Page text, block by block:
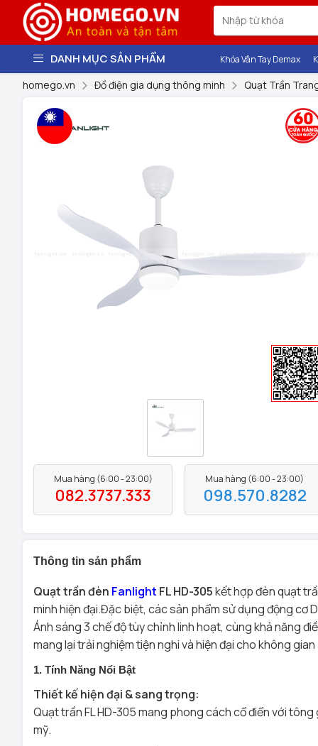
DANH MỤC SẢN PHẨM Khóa Vân Tay Demax
homego.vn Đồ điện gia dụng thông minh Quạt Trần
Mua hàng (6:00 - 23:00)
082.3737.333
Mua hàng (6:00 - 23:00)
098.570.8282
Thông tin sản phẩm
Quạt trần đèn Fanlight FL HD-305kết hợp đèn quạt
minh hiện đại.Đặc biệt, các sản phẩm sử dụng động cơ
Ánh sáng 3 chế độ tùy chỉnh linh hoạt, cùng khả năng
mang lại trải nghiệm tiện nghi và hiện đại cho không
1. Tính Năng Nổi Bật
Thiết kế hiện đại & sang trọng:
Quạt trần FL HD-305 mang phong cách cổ điển với
mỹ.